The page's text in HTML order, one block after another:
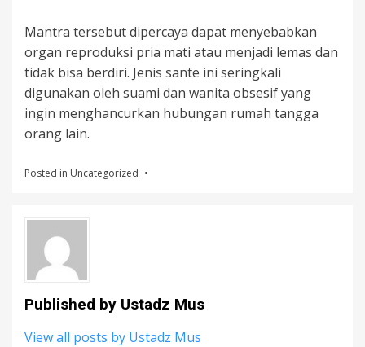
Mantra tersebut dipercaya dapat menyebabkan
organ reproduksi pria mati atau menjadi lemas dan
tidak bisa berdiri. Jenis sante ini seringkali
digunakan oleh suami dan wanita obsesif yang
ingin menghancurkan hubungan rumah tangga
orang lain.
Posted in Uncategorized
Published by Ustadz Mus
View all posts by Ustadz Mus